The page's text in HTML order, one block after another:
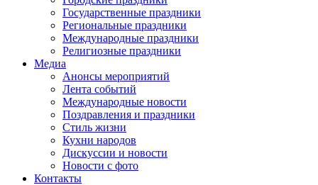
Государственные праздники
Региональные праздники
Международные праздники
Религиозные праздники
Медиа
Анонсы мероприятий
Лента событий
Международные новости
Поздравления и праздники
Cтиль жизни
Кухни народов
Дискуссии и новости
Новости с фото
Контакты